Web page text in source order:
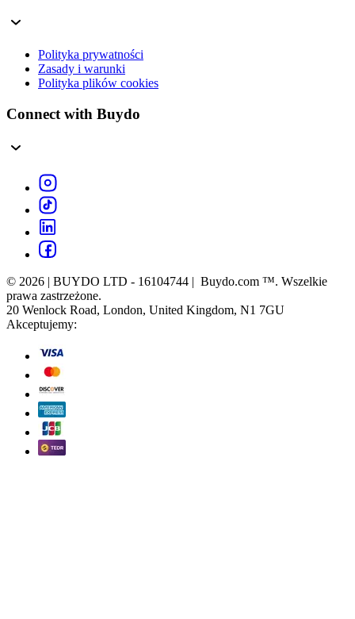
Polityka prywatności
Zasady i warunki
Polityka plików cookies
Connect with Buydo
© 2026 | BUYDO LTD - 16104744 | Buydo.com ™. Wszelkie
prawa zastrzeżone.
20 Wenlock Road, London, United Kingdom, N1 7GU
Akceptujemy: